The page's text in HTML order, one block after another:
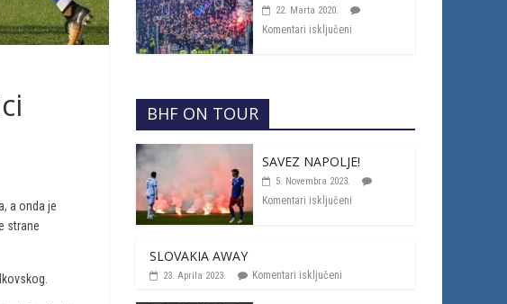
a onda je
strane
22. Marta 2020.
Komentari isključeni
BHF ON TOUR
SAVEZ NAPOLJE!
5. Novembra 2023.
Komentari isključeni
SLOVAKIA AWAY
23. Aprila 2023. Komentari isključeni